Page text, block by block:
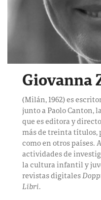
Giovanna
(Milán, 1962) es
junto a Paolo Canton,
que es editora y
más de treinta títulos,
como en otros países.
actividades de
la cultura infantil y
revistas digitales
Libri.